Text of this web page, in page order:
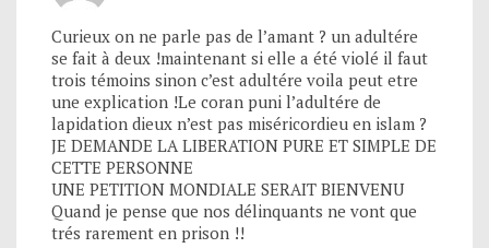
Curieux on ne parle pas de l’amant ? un adultére
se fait à deux !maintenant si elle a été violé il faut
trois témoins sinon c’est adultére voila peut etre
une explication !Le coran puni l’adultére de
lapidation dieux n’est pas miséricordieu en islam ?
JE DEMANDE LA LIBERATION PURE ET SIMPLE DE
CETTE PERSONNE
UNE PETITION MONDIALE SERAIT BIENVENU
Quand je pense que nos délinquants ne vont que
trés rarement en prison !!